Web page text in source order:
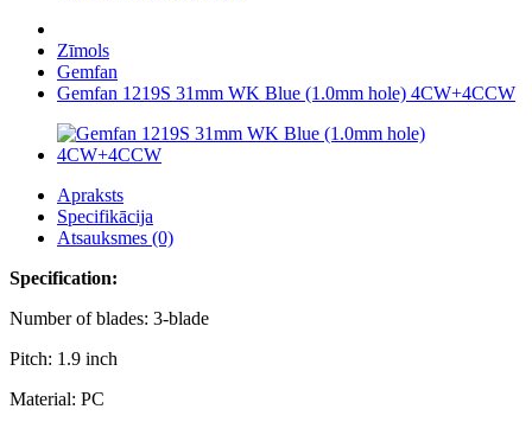
Zīmols
Gemfan
Gemfan 1219S 31mm WK Blue (1.0mm hole) 4CW+4CCW
Apraksts
Specifikācija
Atsauksmes (0)
Specification:
Number of blades: 3-blade
Pitch: 1.9 inch
Material: PC